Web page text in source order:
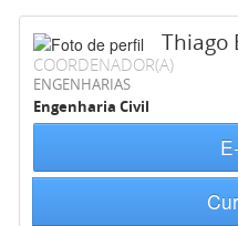
Thiago
COORDENADOR(A)
ENGENHARIAS
Engenharia Civil